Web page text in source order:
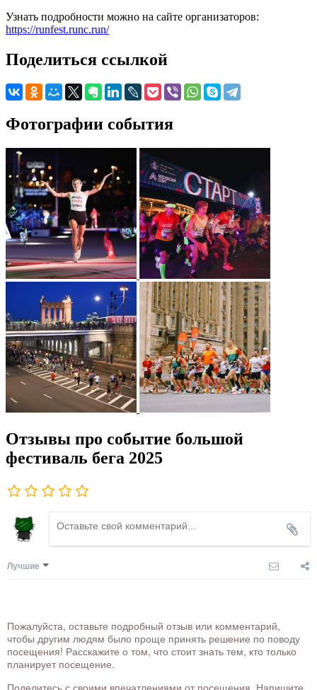
Узнать подробности можно на сайте организаторов:
https://runfest.runc.run/
Поделиться ссылкой
Фотографии события
Отзывы про событие большой
фестиваль бега 2025
Лучшие
Пожалуйста, оставьте подробный отзыв или комментарий,
чтобы другим людям было проще принять решение по поводу
посещения! Расскажите о том, что стоит знать тем, кто только
планирует посещение.
Поделитесь с своими впечатлениями от посещения. Напишите